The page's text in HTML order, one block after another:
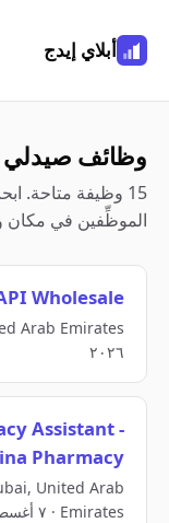
أبلاي إيدج
وظائف
15 وظيفة متاحة.
الموظِّفين في مكان
Wholesale
٢٠٢٦
Assistant -
Pharmacy
United Arab
Emirates · ٧ أغسطس ٢٠٢٦